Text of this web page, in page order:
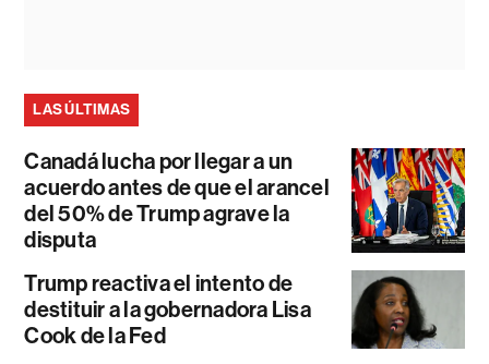
LAS ÚLTIMAS
Canadá lucha por llegar a un
acuerdo antes de que el arancel
del 50% de Trump agrave la
disputa
Trump reactiva el intento de
destituir a la gobernadora Lisa
Cook de la Fed